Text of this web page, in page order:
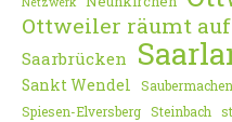
Ottweiler räumt auf
Saarbrücken
Sankt Wendel
Saubermachen
Spiesen-Elversberg Steinbach